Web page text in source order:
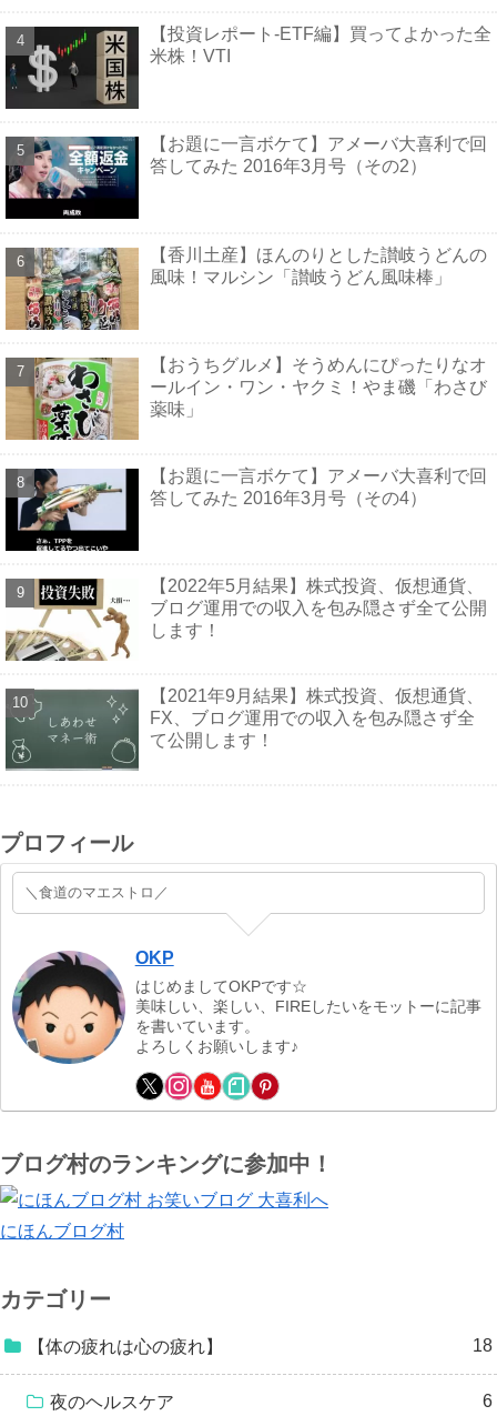
【投資レポート-ETF編】買ってよかった全
米株！VTI
【お題に一言ボケて】アメーバ大喜利で回
答してみた 2016年3月号（その2）
【香川土産】ほんのりとした讃岐うどんの
風味！マルシン「讃岐うどん風味棒」
【おうちグルメ】そうめんにぴったりなオ
ールイン・ワン・ヤクミ！やま磯「わさび
薬味」
【お題に一言ボケて】アメーバ大喜利で回
答してみた 2016年3月号（その4）
【2022年5月結果】株式投資、仮想通貨、
ブログ運用での収入を包み隠さず全て公開
します！
【2021年9月結果】株式投資、仮想通貨、
FX、ブログ運用での収入を包み隠さず全
て公開します！
プロフィール
＼食道のマエストロ／
OKP
はじめましてOKPです☆
美味しい、楽しい、FIREしたいをモットーに記事
を書いています。
よろしくお願いします♪
ブログ村のランキングに参加中！
にほんブログ村
カテゴリー
【体の疲れは心の疲れ】 18
夜のヘルスケア 6